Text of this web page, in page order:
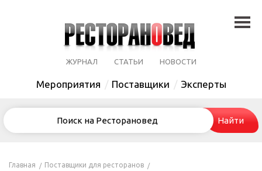
ЖУРНАЛ СТАТЬИ НОВОСТИ
Мероприятия Поставщики Эксперты
Главная
Поставщики для ресторанов